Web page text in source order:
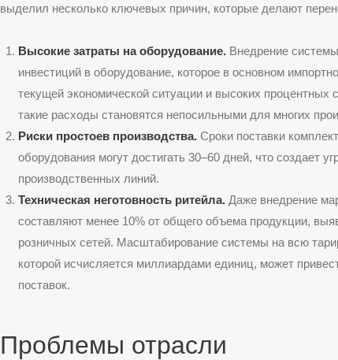
выделил несколько ключевых причин, которые делают
Высокие затраты на оборудование.Внедрение
инвестиций в оборудование, которое в основном
текущей экономической ситуации и высоких процентных
такие расходы становятся непосильными для многих
Риски простоев производства.Сроки поставки
оборудования могут достигать 30–60 дней, что создает
производственных линий.
Техническая неготовность ритейла.Даже внедрение
составляют менее 10% от общего объема продукции,
розничных сетей. Масштабирование системы на всю
которой исчисляется миллиардами единиц, может
поставок.
Проблемы отрасли